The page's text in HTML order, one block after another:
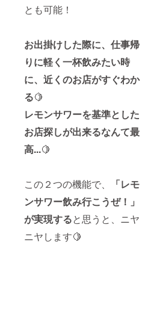
とも可能！
お出掛けした際に、仕事帰
りに軽く一杯飲みたい時
に、近くのお店がすぐわか
る🍋
レモンサワーを基準とした
お店探しが出来るなんて最
高...🍋
この２つの機能で、
「レモ
ンサワー飲み行こうぜ！」
が実現すると思うと、ニヤ
ニヤします🍋